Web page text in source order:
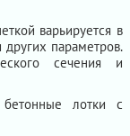
варьируется в
параметров.
сечения и
бетонные лотки с